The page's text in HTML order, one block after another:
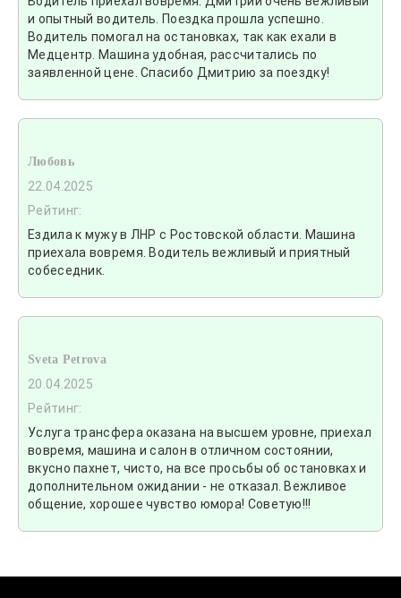
и опытный водитель. Поездка прошла успешно.
Водитель помогал на остановках, так как ехали в
Медцентр. Машина удобная, рассчитались по
заявленной цене. Спасибо Дмитрию за поездку!
Любовь
22.04.2025
Рейтинг:
Ездила к мужу в ЛНР с Ростовской области. Машина
приехала вовремя. Водитель вежливый и приятный
собеседник.
Sveta Petrova
20.04.2025
Рейтинг:
Услуга трансфера оказана на высшем уровне, приехал
вовремя, машина и салон в отличном состоянии,
вкусно пахнет, чисто, на все просьбы об остановках и
дополнительном ожидании - не отказал. Вежливое
общение, хорошее чувство юмора! Советую!!!